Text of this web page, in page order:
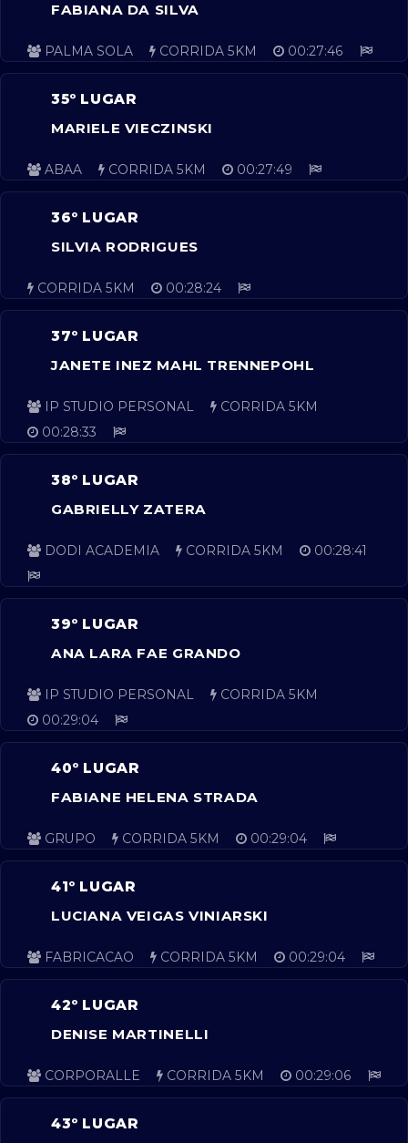
FABIANA DA SILVA
PALMA SOLA CORRIDA 5KM 00:27:46
35º LUGAR
MARIELE VIECZINSKI
ABAA CORRIDA 5KM 00:27:49
36º LUGAR
SILVIA RODRIGUES
CORRIDA 5KM 00:28:24
37º LUGAR
JANETE INEZ MAHL TRENNEPOHL
IP STUDIO PERSONAL
CORRIDA 5KM
00:28:33
38º LUGAR
GABRIELLY ZATERA
DODI ACADEMIA CORRIDA 5KM 00:28:41
39º LUGAR
ANA LARA FAE GRANDO
IP STUDIO PERSONAL
CORRIDA 5KM
00:29:04
40º LUGAR
FABIANE HELENA STRADA
GRUPO CORRIDA 5KM 00:29:04
41º LUGAR
LUCIANA VEIGAS VINIARSKI
FABRICACAO CORRIDA 5KM 00:29:04
42º LUGAR
DENISE MARTINELLI
CORPORALLE CORRIDA 5KM 00:29:06
43º LUGAR